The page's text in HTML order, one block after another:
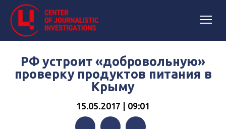
РФ устроит «добровольную»
проверку продуктов питания в
Крыму
15.05.2017 | 09:01